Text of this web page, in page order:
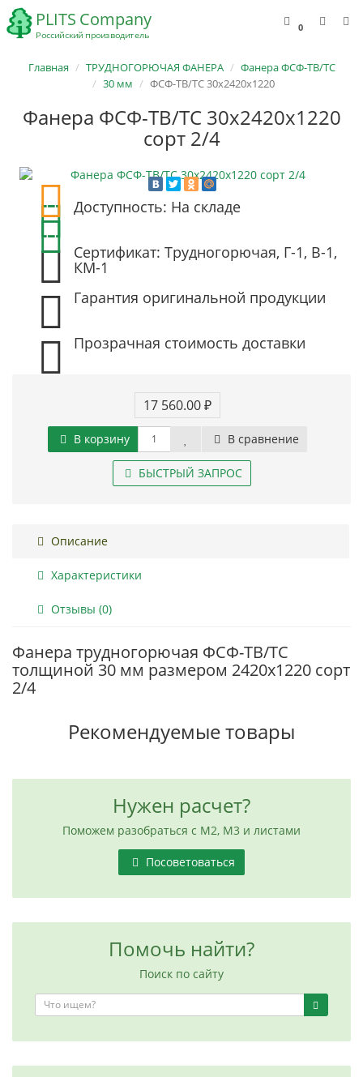
0
Главная ТРУДНОГОРЮЧАЯ ФАНЕРА
Фанера ФСФ-ТВ/ТС
30 мм
ФСФ-ТВ/ТС 30х2420х1220
Фанера ФСФ-ТВ/ТС 30х2420х1220
сорт 2/4
Доступность: На складе
Сертификат: Трудногорючая, Г-1, В-1,
КМ-1
Гарантия оригинальной продукции
Прозрачная стоимость доставки
17 560.00 ₽
В корзину В сравнение
БЫСТРЫЙ ЗАПРОС
Описание
Характеристики
Отзывы (0)
Фанера трудногорючая ФСФ-ТВ/ТС
толщиной 30 мм размером 2420х1220 сорт
2/4
Рекомендуемые товары
Нужен расчет?
Поможем разобраться с М2, М3 и листами
Посоветоваться
Помочь найти?
Поиск по сайту